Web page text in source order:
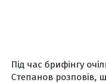
Під час брифінгу
Степанов розповів,